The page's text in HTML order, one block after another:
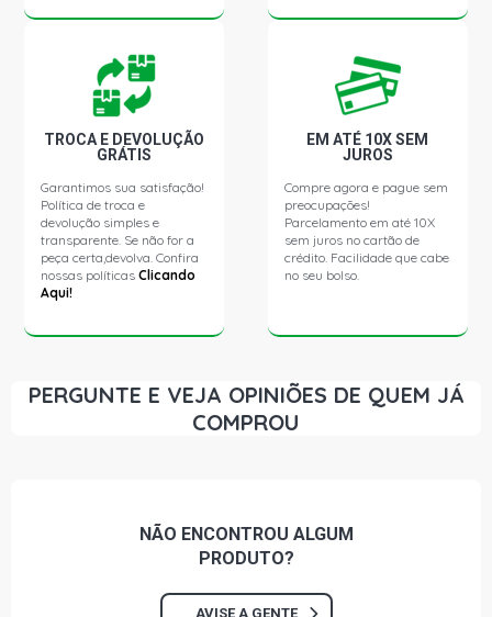
206 SENSATION HATCH 1.4 8V FLEX (2006 - 2008)
206 FELINE HATCH 1.4 8V TU3JP(KFW) GASOLINA (2004
- 2008)
206 HOLIDAY HATCH 1.4 8V TU3JP(KFW) GASOLINA
(2006 - 2006)
206 PRESENCE HATCH 1.4 8V GASOLINA (2004 - 2008)
206 STD HATCH 1.6 16V FLEX (2007 - 2008)
206 ALLURE HATCH 1.6 16V TU5JP4 FLEX (2008 - 2008)
206 FELINE HATCH 1.6 16V TU5JP4 FLEX (2003 - 2008)
206 PRESENCE HATCH 1.6 16V FLEX (2003 - 2007)
TROCA E DEVOLUÇÃO
GRÁTIS
Garantimos sua satisfação!
Política de troca e
devolução simples e
transparente. Se não for a
peça certa,devolva. Confira
nossas políticasClicando
Aqui!
EM ATÉ 10X SEM
JUROS
Compre agora e pague sem
preocupações!
Parcelamento em até 10X
sem juros no cartão de
crédito. Facilidade que cabe
no seu bolso.
PERGUNTE E VEJA OPINIÕES DE QUEM JÁ
COMPROU
NÃO ENCONTROU ALGUM
PRODUTO?
AVISE A GENTE